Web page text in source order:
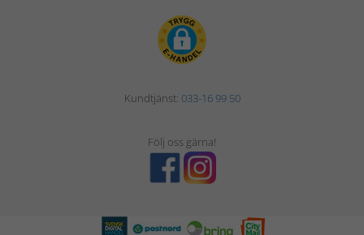
Kundtjänst: 033-16 99 50
Följ oss gärna!